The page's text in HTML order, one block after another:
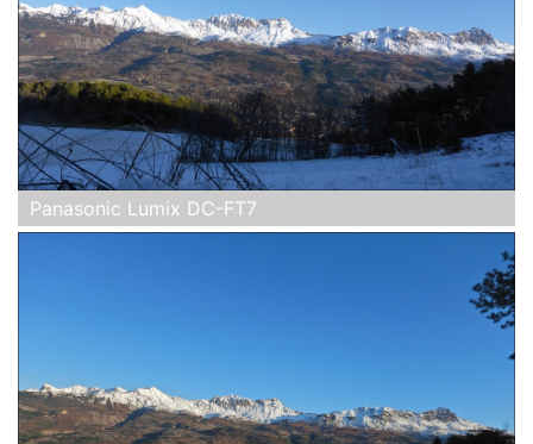
Panasonic Lumix DC-FT7